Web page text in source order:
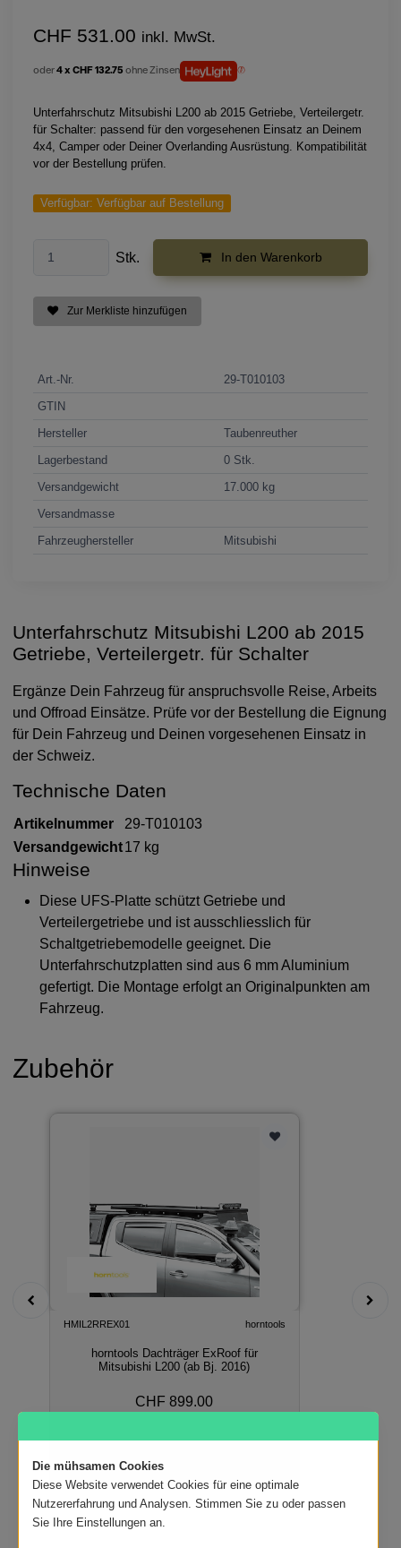
CHF 531.00 inkl. MwSt.
oder4 x CHF 132.75 ohne Zinsen
Unterfahrschutz Mitsubishi L200 ab 2015 Getriebe, Verteilergetr.
für Schalter: passend für den vorgesehenen Einsatz an Deinem
4x4, Camper oder Deiner Overlanding Ausrüstung. Kompatibilität
vor der Bestellung prüfen.
Verfügbar: Verfügbar auf Bestellung
Stk. In den Warenkorb
Zur Merkliste hinzufügen
Art.-Nr.
29-T010103
GTIN
Hersteller
Taubenreuther
Lagerbestand
0 Stk.
Versandgewicht
17.000 kg
Versandmasse
Fahrzeughersteller
Mitsubishi
Unterfahrschutz Mitsubishi L200 ab 2015
Getriebe, Verteilergetr. für Schalter
Ergänze Dein Fahrzeug für anspruchsvolle Reise, Arbeits
und Offroad Einsätze. Prüfe vor der Bestellung die Eignung
für Dein Fahrzeug und Deinen vorgesehenen Einsatz in
der Schweiz.
Technische Daten
Artikelnummer
29-T010103
Versandgewicht17 kg
Hinweise
Diese UFS-Platte schützt Getriebe und
Verteilergetriebe und ist ausschliesslich für
Schaltgetriebemodelle geeignet. Die
Unterfahrschutzplatten sind aus 6 mm Aluminium
gefertigt. Die Montage erfolgt an Originalpunkten am
Fahrzeug.
Zubehör
HMIL2RREX01 horntools
horntools Dachträger ExRoof für
Mitsubishi L200 (ab Bj. 2016)
CHF 899.00
Die mühsamen Cookies
Diese Website verwendet Cookies für eine optimale
Nutzererfahrung und Analysen. Stimmen Sie zu oder passen
Sie Ihre Einstellungen an.